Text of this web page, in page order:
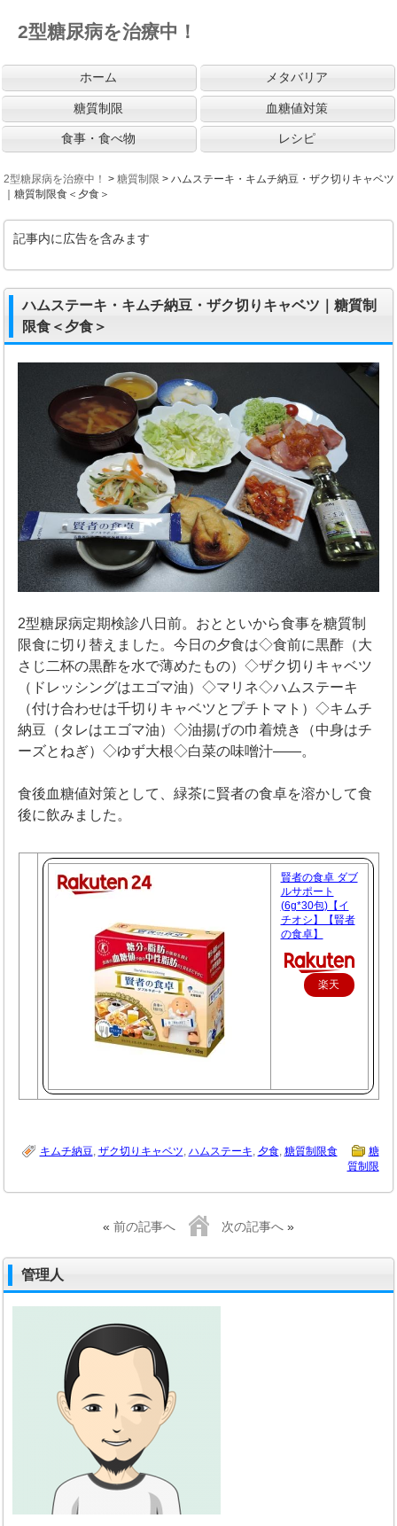
2型糖尿病を治療中！
ホーム メタバリア
糖質制限 血糖値対策
食事・食べ物 レシピ
2型糖尿病を治療中！ >糖質制限 >ハムステーキ・キムチ納豆・ザク切りキャベツ
｜糖質制限食＜夕食＞
記事内に広告を含みます
ハムステーキ・キムチ納豆・ザク切りキャベツ｜糖質制
限食＜夕食＞
2型糖尿病定期検診八日前。おとといから食事を糖質制
限食に切り替えました。今日の夕食は◇食前に黒酢（大
さじ二杯の黒酢を水で薄めたもの）◇ザク切りキャベツ
（ドレッシングはエゴマ油）◇マリネ◇ハムステーキ
（付け合わせは千切りキャベツとプチトマト）◇キムチ
納豆（タレはエゴマ油）◇油揚げの巾着焼き（中身はチ
ーズとねぎ）◇ゆず大根◇白菜の味噌汁――。
食後血糖値対策として、緑茶に賢者の食卓を溶かして食
後に飲みました。
賢者の食卓 ダブ
ルサポート
(6g*30包)【イ
チオシ】【賢者
の食卓】
楽天
キムチ納豆, ザク切りキャベツ, ハムステーキ, 夕食, 糖質制限食
糖
質制限
« 前の記事へ 次の記事へ »
管理人